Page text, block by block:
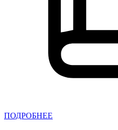
ПОДРОБНЕЕ